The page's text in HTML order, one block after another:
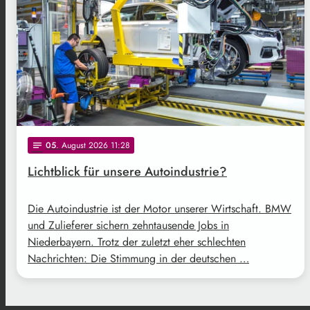
notes 05. August 2026 11:28
Lichtblick für unsere Autoindustrie?
Die Autoindustrie ist der Motor unserer Wirtschaft. BMW
und Zulieferer sichern zehntausende Jobs in
Niederbayern. Trotz der zuletzt eher schlechten
Nachrichten: Die Stimmung in der deutschen …